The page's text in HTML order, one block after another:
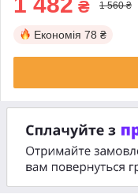
₴ 1 560 ₴
Економія 78 ₴